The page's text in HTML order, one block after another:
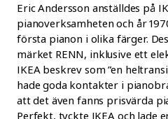
Eric Andersson anställdes på
pianoverksamheten och år
första pianon i olika färger.
märket RENN, inklusive ett
IKEA beskrev som ”en
hade goda kontakter i
att det även fanns prisvärda
Perfekt, tyckte IKEA och lade